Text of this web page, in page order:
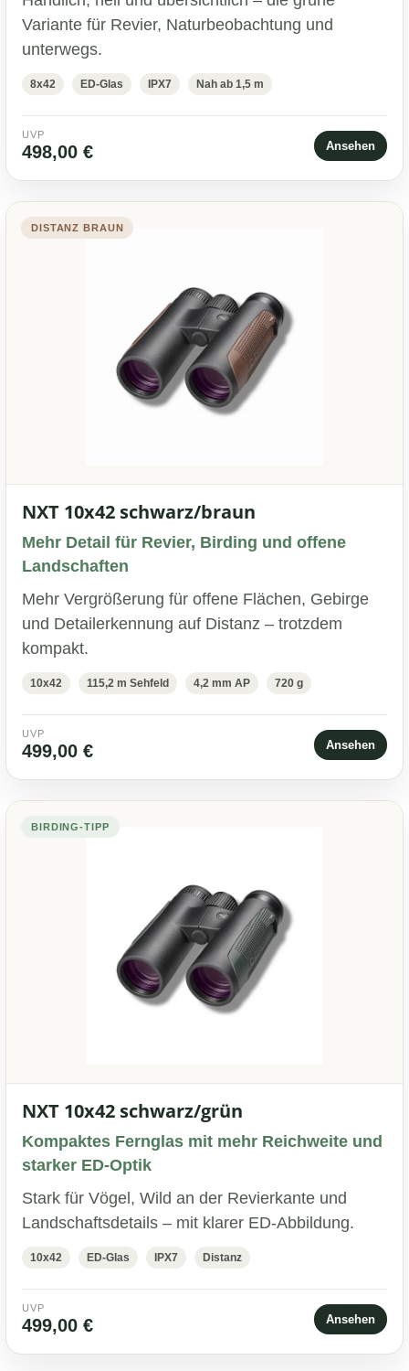
Variante für Revier, Naturbeobachtung und
unterwegs.
8x42 ED-Glas IPX7 Nah ab 1,5 m
UVP
498,00 € Ansehen
DISTANZ BRAUN
NXT 10x42 schwarz/braun
Mehr Detail für Revier, Birding und offene
Landschaften
Mehr Vergrößerung für offene Flächen, Gebirge
und Detailerkennung auf Distanz – trotzdem
kompakt.
10x42 115,2 m Sehfeld 4,2 mm AP 720 g
UVP
499,00 € Ansehen
BIRDING-TIPP
NXT 10x42 schwarz/grün
Kompaktes Fernglas mit mehr Reichweite und
starker ED-Optik
Stark für Vögel, Wild an der Revierkante und
Landschaftsdetails – mit klarer ED-Abbildung.
10x42 ED-Glas IPX7 Distanz
UVP
499,00 € Ansehen